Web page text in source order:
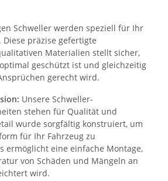
Schweller werden speziell für Ihr
Diese präzise gefertigte
Materialien stellt sicher,
geschützt ist und gleichzeitig
gerecht wird.
Unsere Schweller-
stehen für Qualität und
wurde sorgfältig konstruiert, um
für Ihr Fahrzeug zu
ermöglicht eine einfache Montage,
von Schäden und Mängeln an
wird.